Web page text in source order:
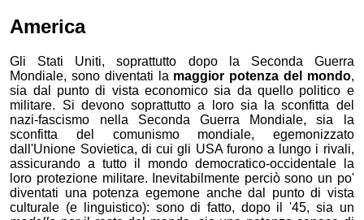
America
Gli Stati Uniti, soprattutto dopo la Seconda Guerra
Mondiale, sono diventati la maggior potenza del mondo,
sia dal punto di vista economico sia da quello politico e
militare. Si devono soprattutto a loro sia la sconfitta del
nazi-fascismo nella Seconda Guerra Mondiale, sia la
sconfitta del comunismo mondiale, egemonizzato
dall'Unione Sovietica, di cui gli USA furono a lungo i rivali,
assicurando a tutto il mondo democratico-occidentale la
loro protezione militare. Inevitabilmente perciò sono un po'
diventati una potenza egemone anche dal punto di vista
culturale (e linguistico): sono di fatto, dopo il '45, sia un